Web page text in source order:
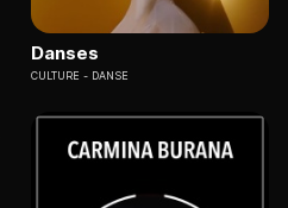
Danses
CULTURE DANSE